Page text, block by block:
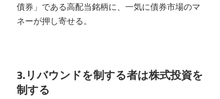
債券」である高配当銘柄に、一気に債券市場のマ
ネーが押し寄せる。
3.リバウンドを制する者は株式投資を
制する